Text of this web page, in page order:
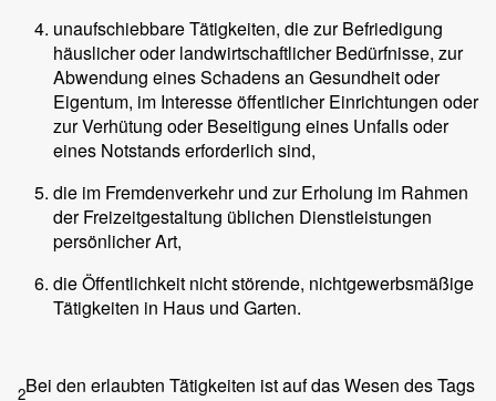
unaufschiebbare Tätigkeiten, die zur Befriedigung
häuslicher oder landwirtschaftlicher Bedürfnisse, zur
Abwendung eines Schadens an Gesundheit oder
Eigentum, im Interesse öffentlicher Einrichtungen oder
zur Verhütung oder Beseitigung eines Unfalls oder
eines Notstands erforderlich sind,
die im Fremdenverkehr und zur Erholung im Rahmen
der Freizeitgestaltung üblichen Dienstleistungen
persönlicher Art,
die Öffentlichkeit nicht störende, nichtgewerbsmäßige
Tätigkeiten in Haus und Garten.
2Bei den erlaubten Tätigkeiten ist auf das Wesen des Tags